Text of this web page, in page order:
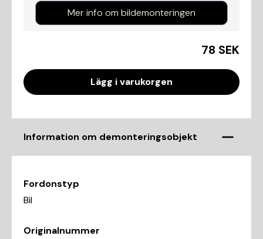
Mer info om bildemonteringen
78 SEK
Lägg i varukorgen
Information om demonteringsobjekt
Fordonstyp
Bil
Originalnummer